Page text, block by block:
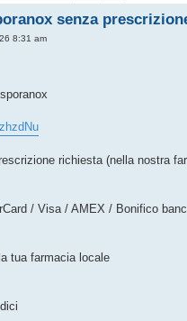
senza
8:31 am
richiesta (nella nostra
/ Visa / AMEX / Bonifico
tua farmacia locale